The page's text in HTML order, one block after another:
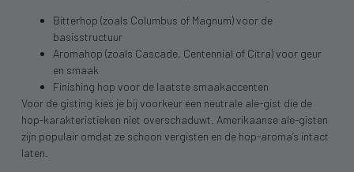
Bitterhop (zoals Columbus of Magnum) voor de
basisstructuur
Aromahop (zoals Cascade, Centennial of Citra) voor geur
en smaak
Finishing hop voor de laatste smaakaccenten
Voor de gisting kies je bij voorkeur een neutrale ale-gist die de
hop-karakteristieken niet overschaduwt. Amerikaanse ale-gisten
zijn populair omdat ze schoon vergisten en de hop-aroma’s intact
laten.